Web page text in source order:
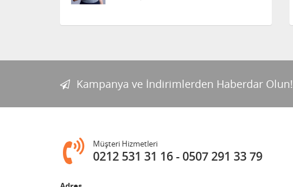
Kampanya ve İndirimlerden Haberdar Olun!
Müşteri Hizmetleri
0212 531 31 16 0507 291 33 79